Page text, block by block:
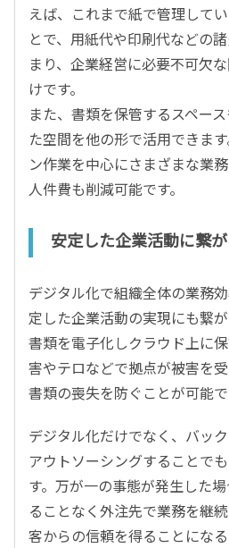
えば、これまで紙で管理して
とで、用紙代や印刷代などの
まり、企業経営に必要不可欠
けです。
また、書類を保管するスペー
た空間を他の形で活用できま
ン作業を中心にさまざまな業
人件費も削減可能です。
安定した企業活動に繋
デジタル化で組織全体の業務
定した企業活動の実現にも繋
書類を電子化しクラウド上に
害やテロなどで拠点が被害を
書類の喪失を防ぐことが可能で
デジタル化だけでなく、バッ
アウトソーシングすることで
す。万が一の事態が発生した
ることなく外注先で業務を継
客からの信頼を得ることになる